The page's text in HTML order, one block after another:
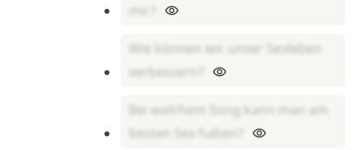
mir?
Wie können wir unser Sexleben
verbessern?
Bei welchem Song kann man am
besten Sex haben?